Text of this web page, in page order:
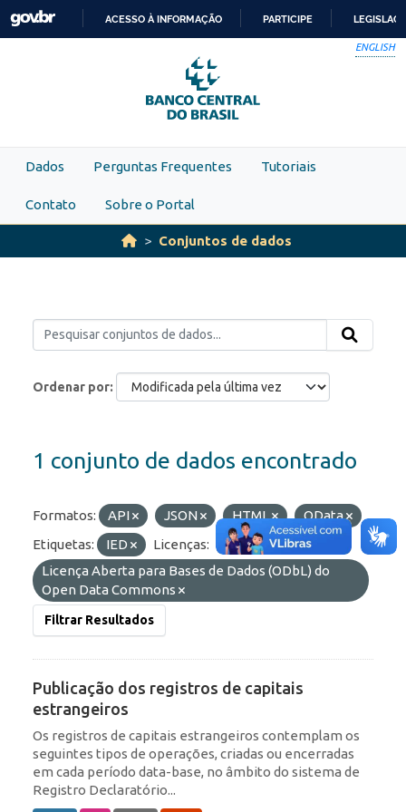
Skip to main content
PARA
O
CONTEÚDO
ACESSO À INFORMAÇÃO PARTICIPE
ENGLISH
Dados Perguntas Frequentes Tutoriais
Contato Sobre o Portal
Conjuntos de dados
Ordenar por
1 conjunto de dados encontrado
Formatos: API JSON HTML
OData
Etiquetas:
IED
Licenças:
Licença Aberta para Bases de Dados (ODbL) do
Open Data Commons
Filtrar Resultados
Publicação dos registros de capitais
estrangeiros
Os registros de capitais estrangeiros contemplam os
seguintes tipos de operações, criadas ou encerradas
em cada período data-base, no âmbito do sistema de
Registro Declaratório...